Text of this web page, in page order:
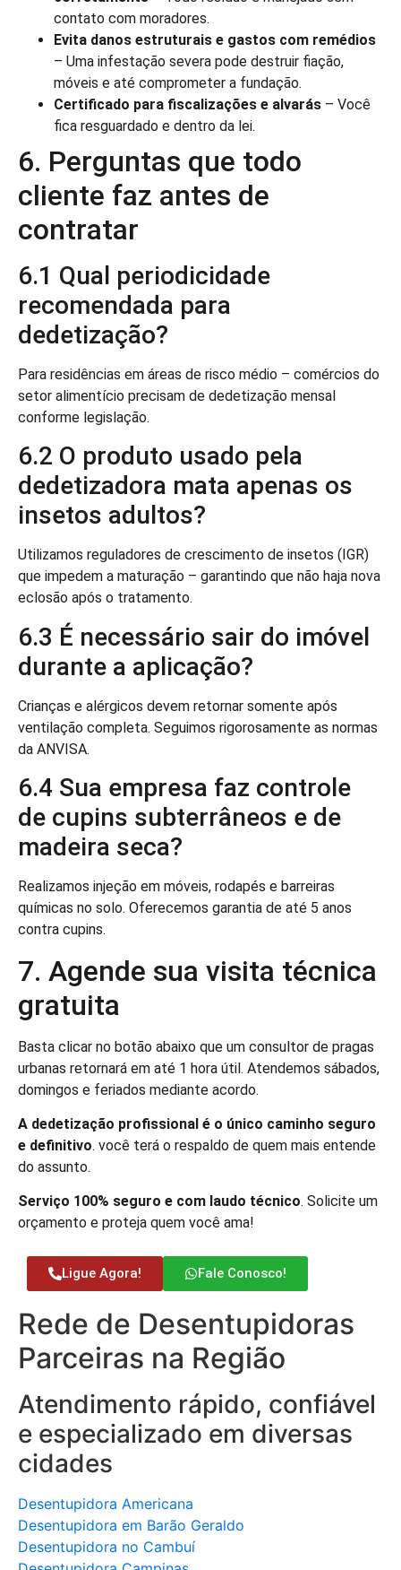
contato com moradores.
Evita danos estruturais e gastos com remédios
– Uma infestação severa pode destruir fiação,
móveis e até comprometer a fundação.
Certificado para fiscalizações e alvarás – Você
fica resguardado e dentro da lei.
6. Perguntas que todo
cliente faz antes de
contratar
6.1 Qual periodicidade
recomendada para
dedetização?
Para residências em áreas de risco médio – comércios do
setor alimentício precisam de dedetização mensal
conforme legislação.
6.2 O produto usado pela
dedetizadora mata apenas os
insetos adultos?
Utilizamos reguladores de crescimento de insetos (IGR)
que impedem a maturação – garantindo que não haja nova
eclosão após o tratamento.
6.3 É necessário sair do imóvel
durante a aplicação?
Crianças e alérgicos devem retornar somente após
ventilação completa. Seguimos rigorosamente as normas
da ANVISA.
6.4 Sua empresa faz controle
de cupins subterrâneos e de
madeira seca?
Realizamos injeção em móveis, rodapés e barreiras
químicas no solo. Oferecemos garantia de até 5 anos
contra cupins.
7. Agende sua visita técnica
gratuita
Basta clicar no botão abaixo que um consultor de pragas
urbanas retornará em até 1 hora útil. Atendemos sábados,
domingos e feriados mediante acordo.
A dedetização profissional é o único caminho seguro
e definitivo. você terá o respaldo de quem mais entende
do assunto.
Serviço 100% seguro e com laudo técnico. Solicite um
orçamento e proteja quem você ama!
Ligue Agora! Fale Conosco!
Rede de Desentupidoras
Parceiras na Região
Atendimento rápido, confiável
e especializado em diversas
cidades
Desentupidora Americana
Desentupidora em Barão Geraldo
Desentupidora no Cambuí